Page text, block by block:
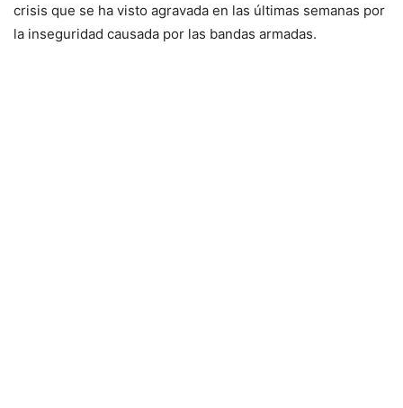
crisis que se ha visto agravada en las últimas semanas por
la inseguridad causada por las bandas armadas.